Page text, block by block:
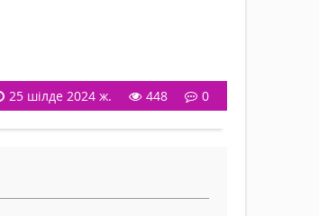
25 шілде 2024 ж. 448 0